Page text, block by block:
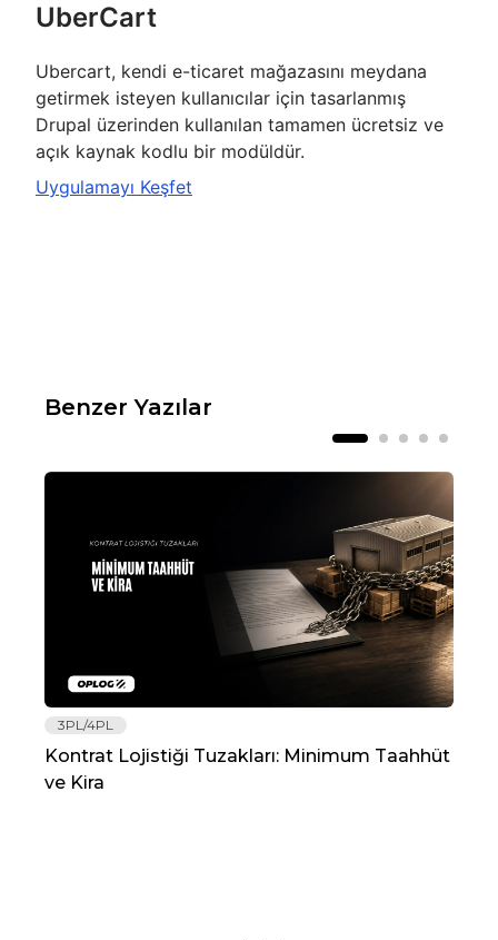
UberCart
Ubercart, kendi e-ticaret mağazasını meydana
getirmek isteyen kullanıcılar için tasarlanmış
Drupal üzerinden kullanılan tamamen ücretsiz ve
açık kaynak kodlu bir modüldür.
Uygulamayı Keşfet
Benzer Yazılar
3PL/4PL
Kontrat Lojistiği Tuzakları: Minimum Taahhüt
ve Kira